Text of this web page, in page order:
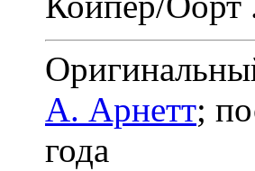
А. Арнетт;
года